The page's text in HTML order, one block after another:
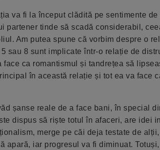
va fi la început clădită pe sentimente
partener tinde să scadă considerabil,
Am putea spune că vorbim despre o
sau 8 sunt implicate într-o relație de
ca romantismul și tandrețea să
în această relație și tot ea va face
șanse reale de a face bani, în special
dispus să riște totul în afaceri, are idei
merge pe căi deja testate de
apară, iar progresul va fi diminuat.